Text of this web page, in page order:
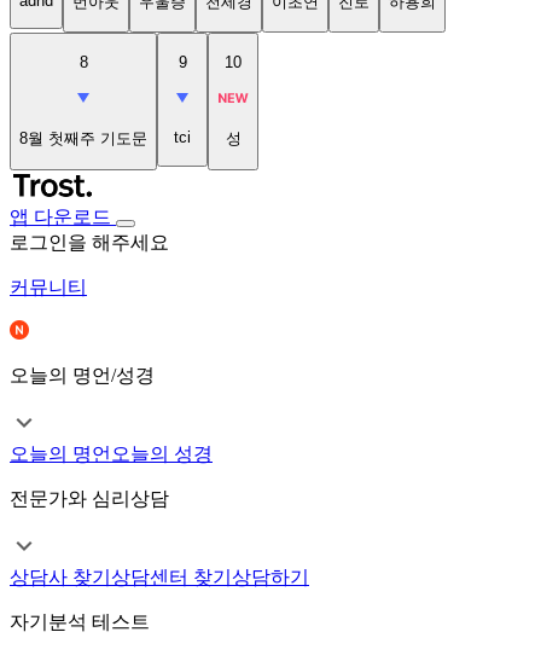
8
8월 첫째주 기도문
9
tci
10
성
앱 다운로드
로그인을 해주세요
커뮤니티
오늘의 명언/성경
오늘의 명언 오늘의 성경
전문가와 심리상담
상담사 찾기 상담센터 찾기 상담하기
자기분석 테스트